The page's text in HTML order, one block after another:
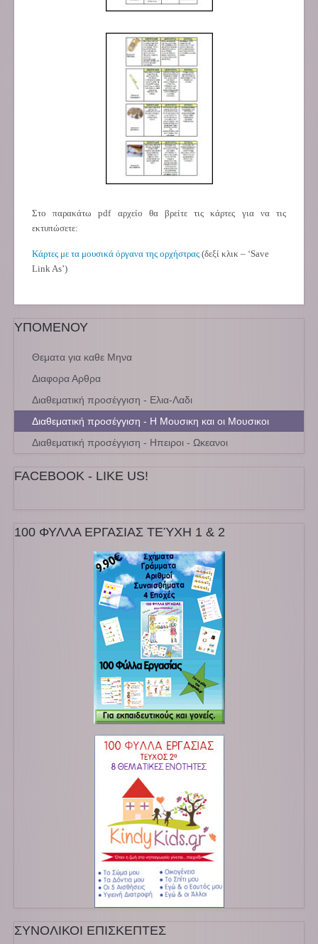
Στο παρακάτω pdf αρχείο θα βρείτε τις κάρτες για να τις
εκτυπώσετε:
Κάρτες με τα μουσικά όργανα της ορχήστρας (δεξί κλικ – ‘Save
Link As’)
ΥΠΟΜΕΝΟΥ
Θεματα για καθε Μηνα
Διαφορα Αρθρα
Διαθεματική προσέγγιση - Ελια-Λαδι
Διαθεματική προσέγγιση - Η Μουσικη και οι Μουσικοι
Διαθεματική προσέγγιση - Ηπειροι - Ωκεανοι
FACEBOOK - LIKE US!
100 ΦΥΛΛΑ ΕΡΓΑΣΙΑΣ ΤΕΎΧΗ 1 & 2
ΣΥΝΟΛΙΚΟΙ ΕΠΙΣΚΕΠΤΕΣ